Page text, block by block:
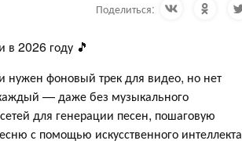
Поделиться:
в 2026 году 🎵
нужен фоновый трек для видео, но нет
— даже без музыкального
для генерации песен, пошаговую
с помощью искусственного интеллекта